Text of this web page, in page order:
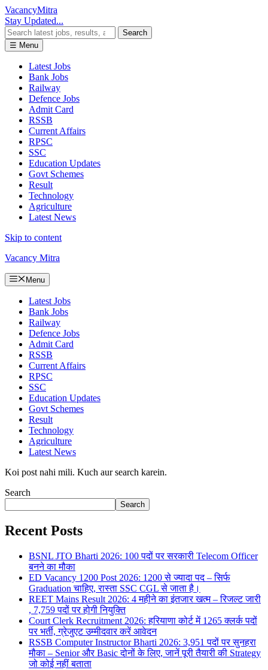
VacancyMitra
Stay Updated...
Search
☰ Menu
Latest Jobs
Bank Jobs
Railway
Defence Jobs
Admit Card
RSSB
Current Affairs
RPSC
SSC
Education Updates
Govt Schemes
Result
Technology
Agriculture
Latest News
Skip to content
Vacancy Mitra
Menu
Latest Jobs
Bank Jobs
Railway
Defence Jobs
Admit Card
RSSB
Current Affairs
RPSC
SSC
Education Updates
Govt Schemes
Result
Technology
Agriculture
Latest News
Koi post nahi mili. Kuch aur search karein.
Search
Search
Recent Posts
BSNL JTO Bharti 2026: 100 पदों पर सरकारी Telecom Officer
बनने का मौका
ED Vacancy 1200 Post 2026: 1200 से ज्यादा पद – सिर्फ
Graduation चाहिए, रास्ता SSC CGL से जाता है।
REET Mains Result 2026: 4 महीने का इंतजार खत्म – रिजल्ट जारी
, 7,759 पदों पर होगी नियुक्ति
Court Clerk Recruitment 2026: हरियाणा कोर्ट में 1265 क्लर्क पदों
पर भर्ती, ग्रेजुएट उम्मीदवार करें आवेदन
RSSB Computer Instructor Bharti 2026: 3,951 पदों पर सुनहरा
मौका – Senior और Basic दोनों के लिए, जानें पूरी तैयारी की Strategy
जो कोई नहीं बताता